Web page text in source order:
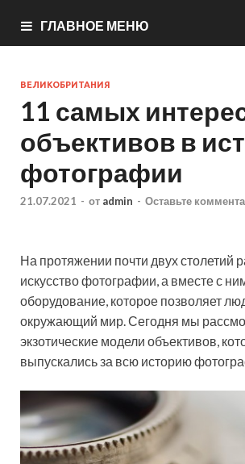
ГЛАВНОЕ МЕНЮ
ВЕЛИКОБРИТАНИЯ
11 самых
объективов в
фотографии
21.07.2021 - от admin - Оставьте
На протяжении почти двух столетий
искусство фотографии, а вместе с
оборудование, которое позволяет
окружающий мир. Сегодня мы
экзотические модели объективов,
выпускались за всю историю